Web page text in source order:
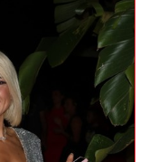
U
poslednje
obiđe sina, a on